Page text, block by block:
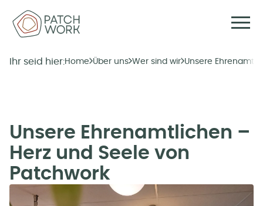
Ihr seid hier:Home Über uns Wer sind wir Unsere
Unsere Ehrenamtlichen –
Herz und Seele von
Patchwork